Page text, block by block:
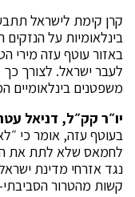
קרן קימת לישראל
בינלאומיות על
באזור עוטף עזה מירי
לעבר ישראל. לצורך
משפטנים בינלאומיים
יו״ר קק״ל, דניאל
בעוטף עזה, אומר כי
לחמאס שלא לתת את
נגד אזרחי מדינת
קשות מהטרור